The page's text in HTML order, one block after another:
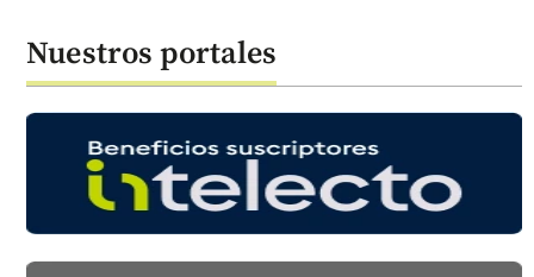
Nuestros portales